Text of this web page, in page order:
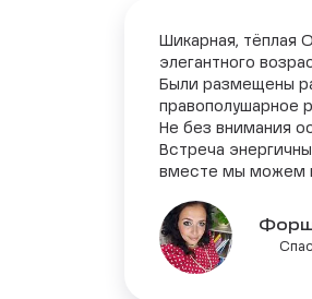
Шикарная, тёплая
элегантного
Были размещены
правополушарное
Не без внимания
Встреча
вместе мы можем